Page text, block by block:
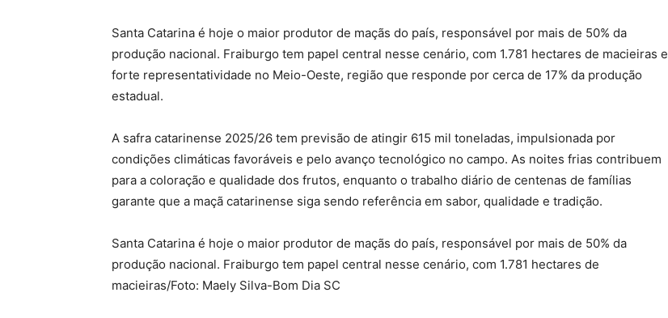
Santa Catarina é hoje o maior produtor de maçãs do país, responsável por mais de 50% da
produção nacional. Fraiburgo tem papel central nesse cenário, com 1.781 hectares de macieiras e
forte representatividade no Meio-Oeste, região que responde por cerca de 17% da produção
estadual.
A safra catarinense 2025/26 tem previsão de atingir 615 mil toneladas, impulsionada por
condições climáticas favoráveis e pelo avanço tecnológico no campo. As noites frias contribuem
para a coloração e qualidade dos frutos, enquanto o trabalho diário de centenas de famílias
garante que a maçã catarinense siga sendo referência em sabor, qualidade e tradição.
Santa Catarina é hoje o maior produtor de maçãs do país, responsável por mais de 50% da
produção nacional. Fraiburgo tem papel central nesse cenário, com 1.781 hectares de
macieiras/Foto: Maely Silva-Bom Dia SC